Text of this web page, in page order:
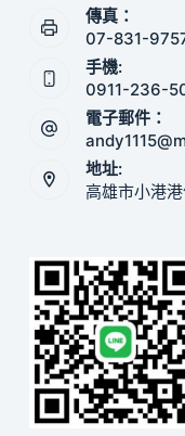
傳真：
07-831-
手機:
0911-236-
電子郵件：
地址:
高雄市小港